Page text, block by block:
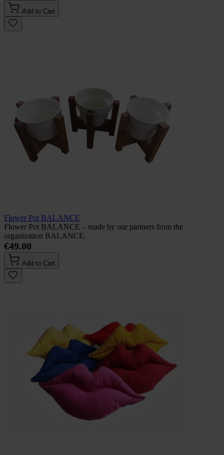
Add to Cart
Flower Pot BALANCE
Flower Pot BALANCE – made by our partners from the
organization BALANCE.
€49.00
Add to Cart